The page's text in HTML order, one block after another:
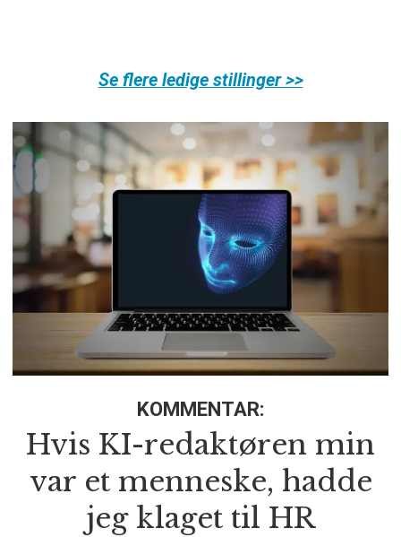
Se flere ledige stillinger >>
KOMMENTAR:
Hvis KI-redaktøren min
var et menneske, hadde
jeg klaget til HR